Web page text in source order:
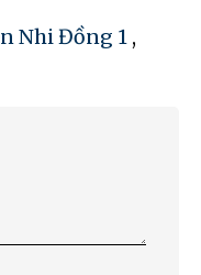
Nhi Đồng 1 ,